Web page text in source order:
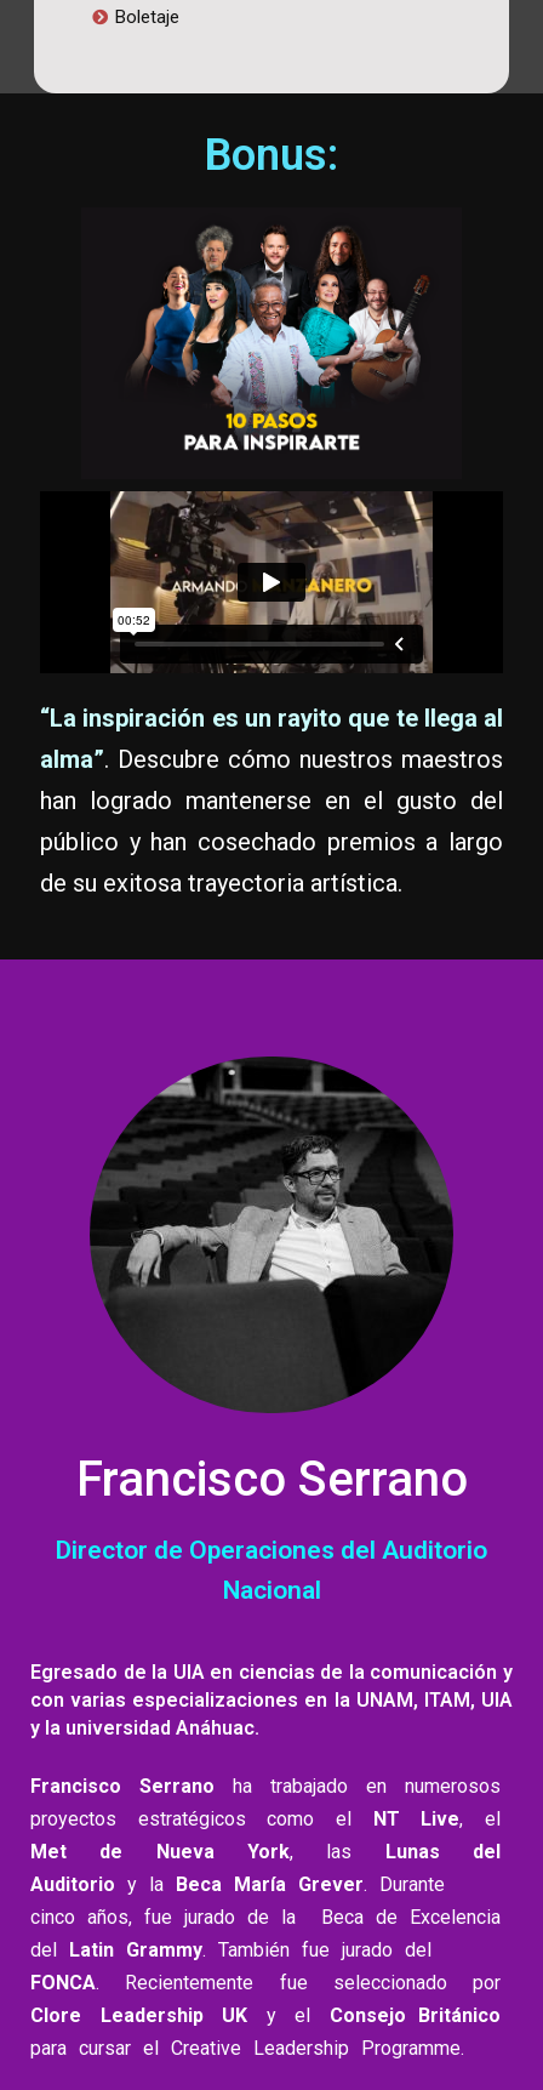
Boletaje
Bonus:
“La inspiración es un rayito que te llega al
alma”. Descubre cómo nuestros maestros
han logrado mantenerse en el gusto del
público y han cosechado premios a largo
de su exitosa trayectoria artística.
Francisco Serrano
Director de Operaciones del Auditorio
Nacional
Egresado de la UIA en ciencias de la comunicación y
con varias especializaciones en la UNAM, ITAM, UIA
y la universidad Anáhuac.
Francisco Serrano ha trabajado en numerosos
proyectos estratégicos como el NT Live, el
Met de Nueva York, las Lunas del
Auditorio y la Beca María Grever. Durante
cinco años, fue jurado de la Beca de Excelencia
del Latin Grammy. También fue jurado del
FONCA. Recientemente fue seleccionado por
Clore Leadership UK y el Consejo Británico
para cursar el Creative Leadership Programme.